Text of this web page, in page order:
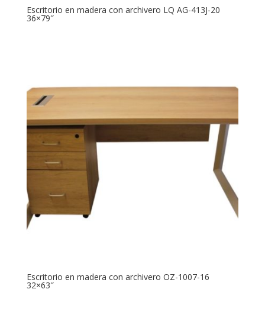
Escritorio en madera con archivero LQ AG-413J-20
36×79″
Escritorio en madera con archivero OZ-1007-16
32×63″